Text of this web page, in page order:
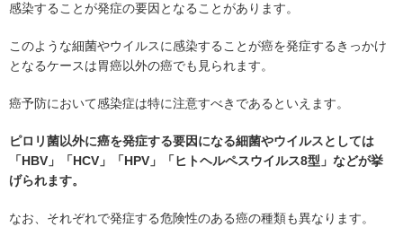
感染することが発症の要因となることがあります。
このような細菌やウイルスに感染することが癌を発症するきっかけ
となるケースは胃癌以外の癌でも見られます。
癌予防において感染症は特に注意すべきであるといえます。
ピロリ菌以外に癌を発症する要因になる細菌やウイルスとしては
「HBV」「HCV」「HPV」「ヒトヘルペスウイルス8型」などが挙
げられます。
なお、それぞれで発症する危険性のある癌の種類も異なります。